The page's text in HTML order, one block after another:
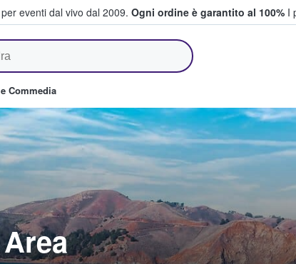
eventi dal vivo dal 2009. Ogni ordine è garantito al 100% I
e vendono biglietti
Commedia
Area